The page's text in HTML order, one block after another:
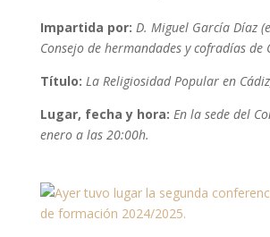
Impartida por: D. Miguel García Díaz
Consejo de hermandades y cofradías de
Título: La Religiosidad Popular en
Lugar, fecha y hora: En la sede del
enero a las 20:00h.